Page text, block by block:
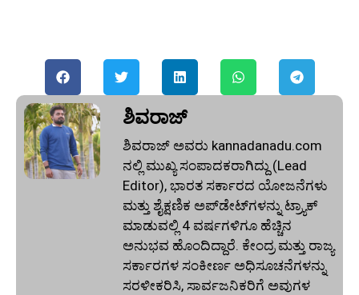
ಶಿವರಾಜ್
ಶಿವರಾಜ್ ಅವರು kannadanadu.com
ನಲ್ಲಿ ಮುಖ್ಯ ಸಂಪಾದಕರಾಗಿದ್ದು (Lead
Editor), ಭಾರತ ಸರ್ಕಾರದ ಯೋಜನೆಗಳು
ಮತ್ತು ಶೈಕ್ಷಣಿಕ ಅಪ್‌ಡೇಟ್‌ಗಳನ್ನು ಟ್ರ್ಯಾಕ್
ಮಾಡುವಲ್ಲಿ 4 ವರ್ಷಗಳಿಗೂ ಹೆಚ್ಚಿನ
ಅನುಭವ ಹೊಂದಿದ್ದಾರೆ. ಕೇಂದ್ರ ಮತ್ತು ರಾಜ್ಯ
ಸರ್ಕಾರಗಳ ಸಂಕೀರ್ಣ ಅಧಿಸೂಚನೆಗಳನ್ನು
ಸರಳೀಕರಿಸಿ, ಸಾರ್ವಜನಿಕರಿಗೆ ಅವುಗಳ